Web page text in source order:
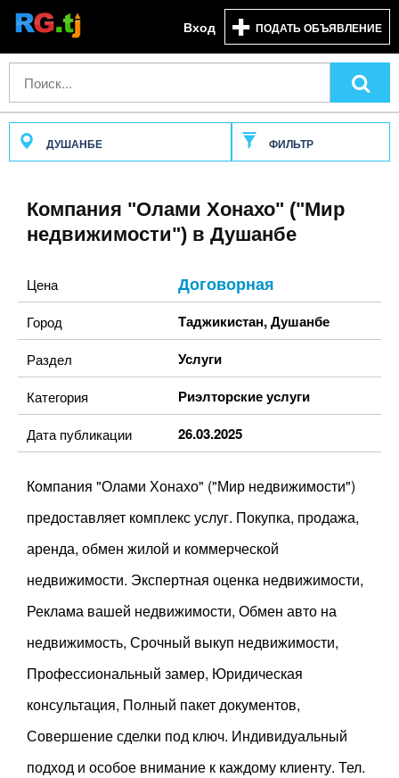
Вход ПОДАТЬ ОБЪЯВЛЕНИЕ
ДУШАНБЕ ФИЛЬТР
Компания "Олами Хонахо" ("Мир
недвижимости") в Душанбе
Цена Договорная
Город Таджикистан,Душанбе
Раздел Услуги
Категория Риэлторские услуги
Дата публикации 26.03.2025
Компания "Олами Хонахо" ("Мир недвижимости")
предоставляет комплекс услуг. Покупка, продажа,
аренда, обмен жилой и коммерческой
недвижимости. Экспертная оценка недвижимости,
Реклама вашей недвижимости, Обмен авто на
недвижимость, Срочный выкуп недвижимости,
Профессиональный замер, Юридическая
консультация, Полный пакет документов,
Совершение сделки под ключ. Индивидуальный
подход и особое внимание к каждому клиенту. Тел.